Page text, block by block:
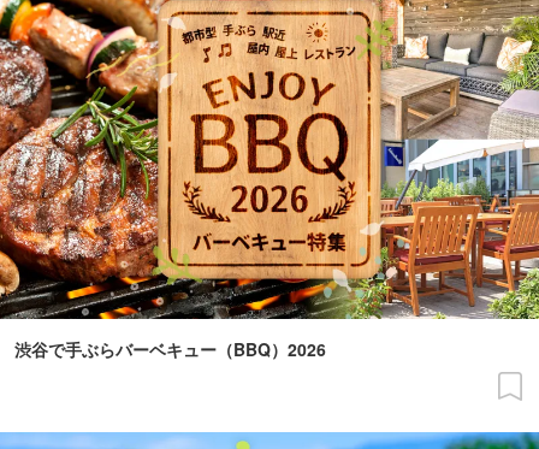
渋谷で手ぶらバーベキュー（BBQ）2026